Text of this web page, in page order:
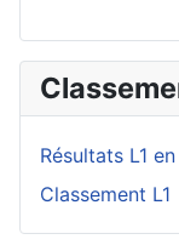
Résultats L1
Classement L1